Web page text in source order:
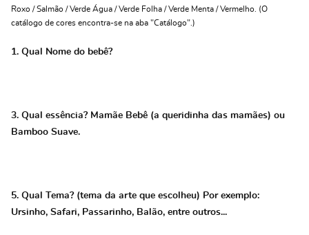
Roxo / Salmão / Verde Água / Verde Folha / Verde Menta / Vermelho. (O
catálogo de cores encontra-se na aba "Catálogo".)
1. Qual Nome do bebê?
3. Qual essência? Mamãe Bebê (a queridinha das mamães) ou
Bamboo Suave.
5. Qual Tema? (tema da arte que escolheu) Por exemplo:
Ursinho, Safari, Passarinho, Balão, entre outros...